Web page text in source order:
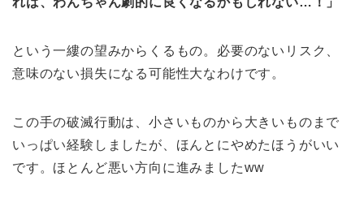
という一縷の望みからくるもの。必要のないリスク、
意味のない損失になる可能性大なわけです。
この手の破滅行動は、小さいものから大きいものまで
いっぱい経験しましたが、ほんとにやめたほうがいい
です。ほとんど悪い方向に進みましたww